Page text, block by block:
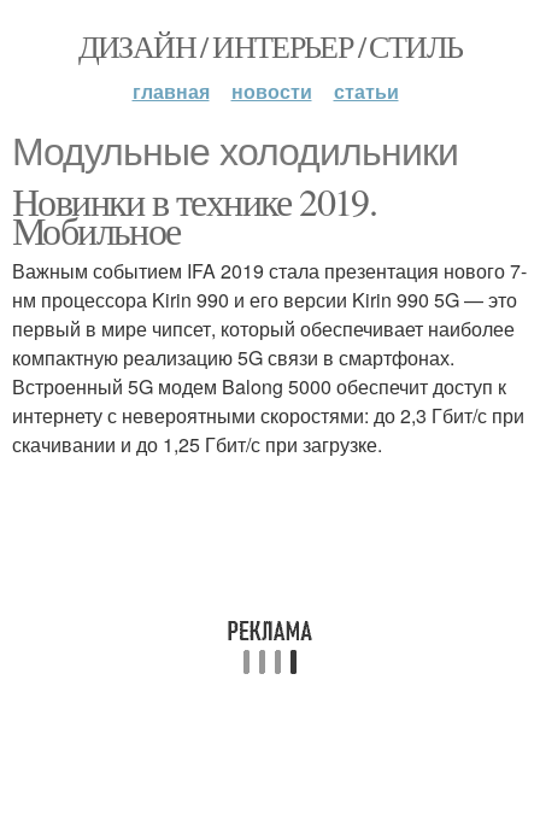
ДИЗАЙН / ИНТЕРЬЕР / СТИЛЬ
главная новости статьи
Mодульные холодильники
Новинки в технике 2019.
Мобильное
Важным событием IFA 2019 стала презентация нового 7-
нм процессора Kirin 990 и его версии Kirin 990 5G — это
первый в мире чипсет, который обеспечивает наиболее
компактную реализацию 5G связи в смартфонах.
Встроенный 5G модем Balong 5000 обеспечит доступ к
интернету с невероятными скоростями: до 2,3 Гбит/с при
скачивании и до 1,25 Гбит/с при загрузке.